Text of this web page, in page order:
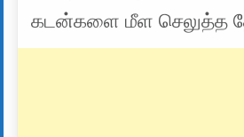
கடன்களை மீள செலுத்த